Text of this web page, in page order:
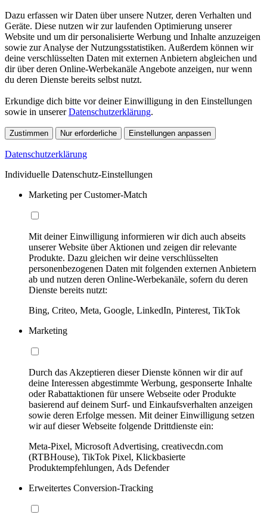
Dazu erfassen wir Daten über unsere Nutzer, deren Verhalten und
Geräte. Diese nutzen wir zur laufenden Optimierung unserer
Website und um dir personalisierte Werbung und Inhalte anzuzeigen
sowie zur Analyse der Nutzungsstatistiken. Außerdem können wir
deine verschlüsselten Daten mit externen Anbietern abgleichen und
dir über deren Online-Werbekanäle Angebote anzeigen, nur wenn
du deren Dienste bereits selbst nutzt.
Erkundige dich bitte vor deiner Einwilligung in den Einstellungen
sowie in unsererDatenschutzerklärung.
Zustimmen Nur erforderliche Einstellungen anpassen
Datenschutzerklärung
Individuelle Datenschutz-Einstellungen
Marketing per Customer-Match
Mit deiner Einwilligung informieren wir dich auch abseits
unserer Website über Aktionen und zeigen dir relevante
Produkte. Dazu gleichen wir deine verschlüsselten
personenbezogenen Daten mit folgenden externen Anbietern
ab und nutzen deren Online-Werbekanäle, sofern du deren
Dienste bereits nutzt:
Bing, Criteo, Meta, Google, LinkedIn, Pinterest, TikTok
Marketing
Durch das Akzeptieren dieser Dienste können wir dir auf
deine Interessen abgestimmte Werbung, gesponserte Inhalte
oder Rabattaktionen für unsere Webseite oder Produkte
basierend auf deinem Surf- und Einkaufsverhalten anzeigen
sowie deren Erfolge messen. Mit deiner Einwilligung setzen
wir auf dieser Webseite folgende Drittdienste ein:
Meta-Pixel, Microsoft Advertising, creativecdn.com
(RTBHouse), TikTok Pixel, Klickbasierte
Produktempfehlungen, Ads Defender
Erweitertes Conversion-Tracking